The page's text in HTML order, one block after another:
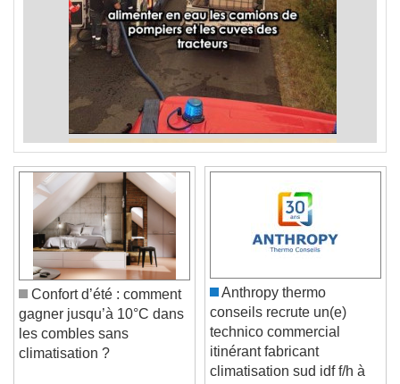
Confort d’été : comment
gagner jusqu’à 10°C dans
les combles sans
climatisation ?
Anthropy thermo
conseils recrute un(e)
technico commercial
itinérant fabricant
climatisation sud idf f/h à